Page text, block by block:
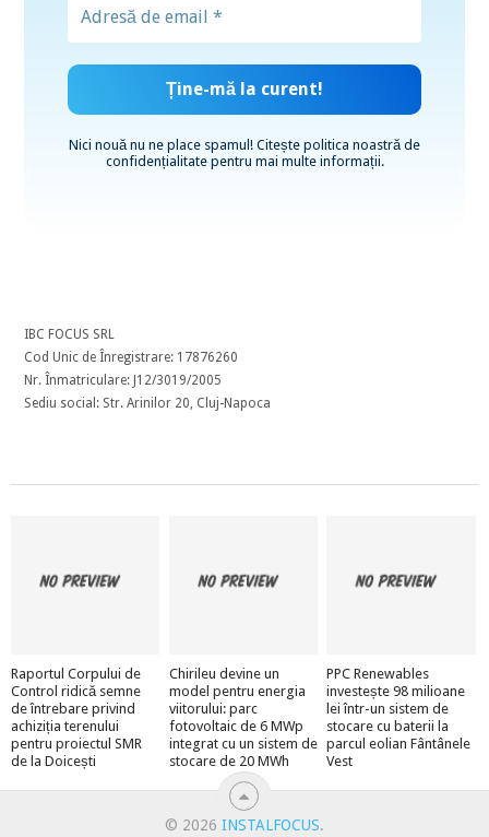
Nici nouă nu ne place spamul! Citește politica noastră de
confidențialitatepentru mai multe informații.
IBC FOCUS SRL
Cod Unic de Înregistrare: 17876260
Nr. Înmatriculare: J12/3019/2005
Sediu social: Str. Arinilor 20, Cluj-Napoca
Raportul Corpului de
Control ridică semne
de întrebare privind
achiziția terenului
pentru proiectul SMR
de la Doicești
Chirileu devine un
model pentru energia
viitorului: parc
fotovoltaic de 6 MWp
integrat cu un sistem de
stocare de 20 MWh
PPC Renewables
investește 98 milioane
lei într-un sistem de
stocare cu baterii la
parcul eolian Fântânele
Vest
© 2026 INSTALFOCUS.